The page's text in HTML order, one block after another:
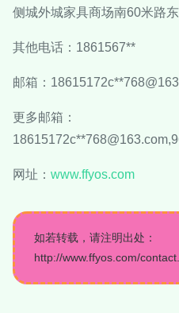
侧城外城家具商场南60米路东
其他电话：1861567**
邮箱：18615172c**
更多邮箱：
18615172c**768@163.com
网址： www.ffyos.com
如若转载，请注明出处：
http://www.ffyos.com/